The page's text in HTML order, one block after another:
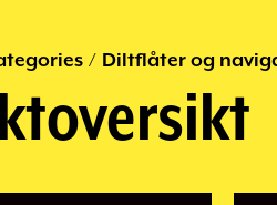
/ Diltflåter og